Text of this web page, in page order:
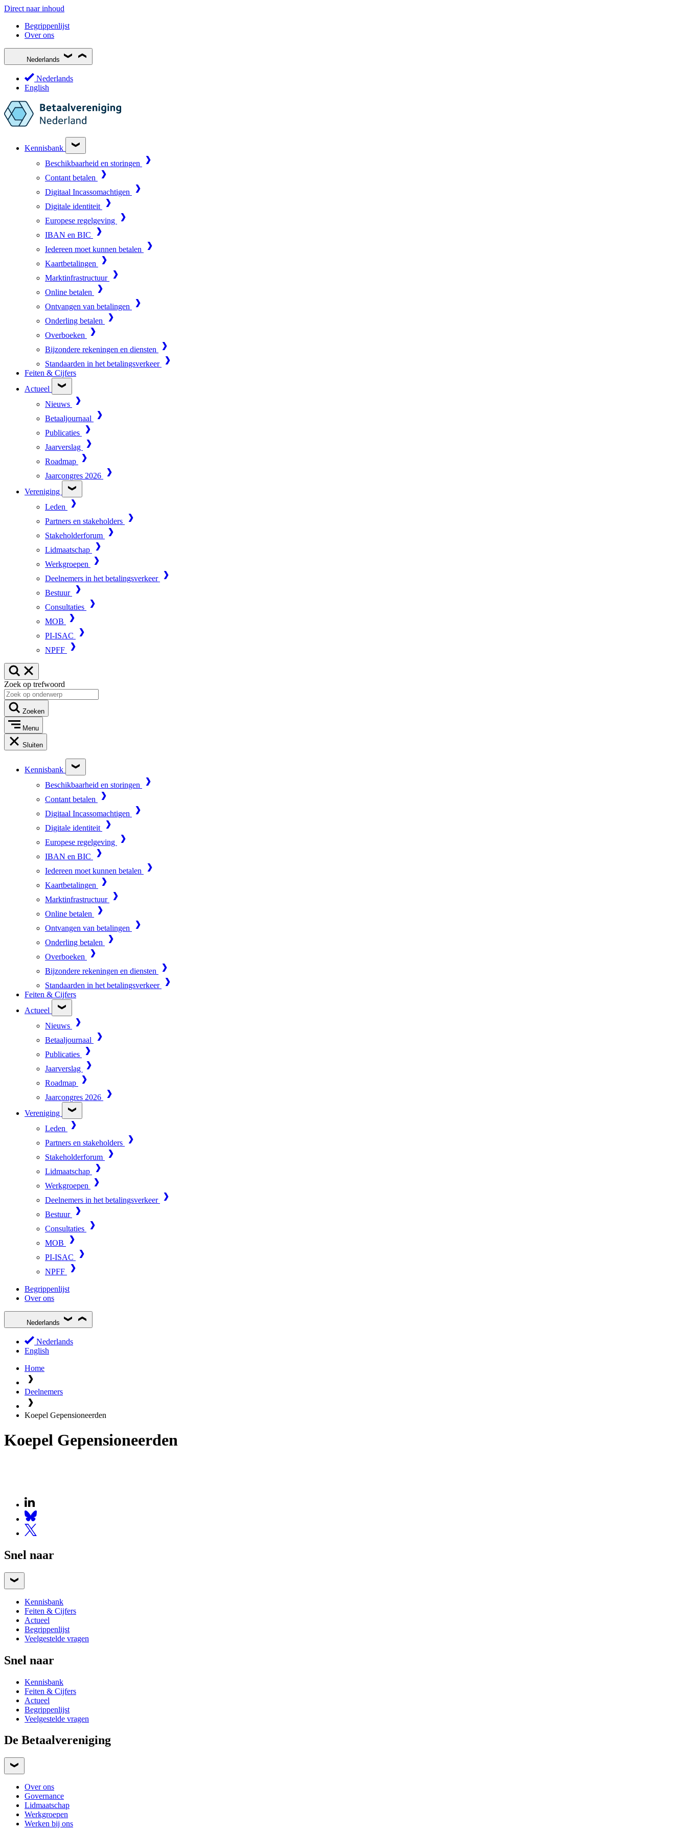
Direct naar inhoud
Begrippenlijst
Over ons
Nederlands
Nederlands
English
Kennisbank
Beschikbaarheid en storingen
Contant betalen
Digitaal Incassomachtigen
Digitale identiteit
Europese regelgeving
IBAN en BIC
Iedereen moet kunnen betalen
Kaartbetalingen
Marktinfrastructuur
Online betalen
Ontvangen van betalingen
Onderling betalen
Overboeken
Bijzondere rekeningen en diensten
Standaarden in het betalingsverkeer
Feiten & Cijfers
Actueel
Nieuws
Betaaljournaal
Publicaties
Jaarverslag
Roadmap
Jaarcongres 2026
Vereniging
Leden
Partners en stakeholders
Stakeholderforum
Lidmaatschap
Werkgroepen
Deelnemers in het betalingsverkeer
Bestuur
Consultaties
MOB
PI-ISAC
NPFF
Zoek op trefwoord
Zoeken
Menu
Sluiten
Kennisbank
Beschikbaarheid en storingen
Contant betalen
Digitaal Incassomachtigen
Digitale identiteit
Europese regelgeving
IBAN en BIC
Iedereen moet kunnen betalen
Kaartbetalingen
Marktinfrastructuur
Online betalen
Ontvangen van betalingen
Onderling betalen
Overboeken
Bijzondere rekeningen en diensten
Standaarden in het betalingsverkeer
Feiten & Cijfers
Actueel
Nieuws
Betaaljournaal
Publicaties
Jaarverslag
Roadmap
Jaarcongres 2026
Vereniging
Leden
Partners en stakeholders
Stakeholderforum
Lidmaatschap
Werkgroepen
Deelnemers in het betalingsverkeer
Bestuur
Consultaties
MOB
PI-ISAC
NPFF
Begrippenlijst
Over ons
Nederlands
Nederlands
English
Home
Deelnemers
Koepel Gepensioneerden
Koepel Gepensioneerden
Snel naar
Kennisbank
Feiten & Cijfers
Actueel
Begrippenlijst
Veelgestelde vragen
Snel naar
Kennisbank
Feiten & Cijfers
Actueel
Begrippenlijst
Veelgestelde vragen
De Betaalvereniging
Over ons
Governance
Lidmaatschap
Werkgroepen
Werken bij ons